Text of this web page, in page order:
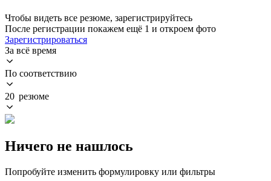
Чтобы видеть все резюме, зарегистрируйтесь
После регистрации покажем ещё 1 и откроем фото
Зарегистрироваться
За всё время
По соответствию
20 резюме
Ничего не нашлось
Попробуйте изменить формулировку или фильтры